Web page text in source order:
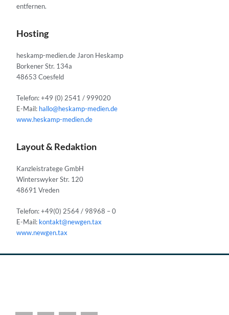
entfernen.
Hosting
heskamp-medien.de Jaron Heskamp
Borkener Str. 134a
48653 Coesfeld
Telefon: +49 (0) 2541 / 999020
E-Mail: hallo@heskamp-medien.de
www.heskamp-medien.de
Layout & Redaktion
Kanzleistratege GmbH
Winterswyker Str. 120
48691 Vreden
Telefon: +49(0) 2564 / 98968 – 0
E-Mail: kontakt@newgen.tax
www.newgen.tax